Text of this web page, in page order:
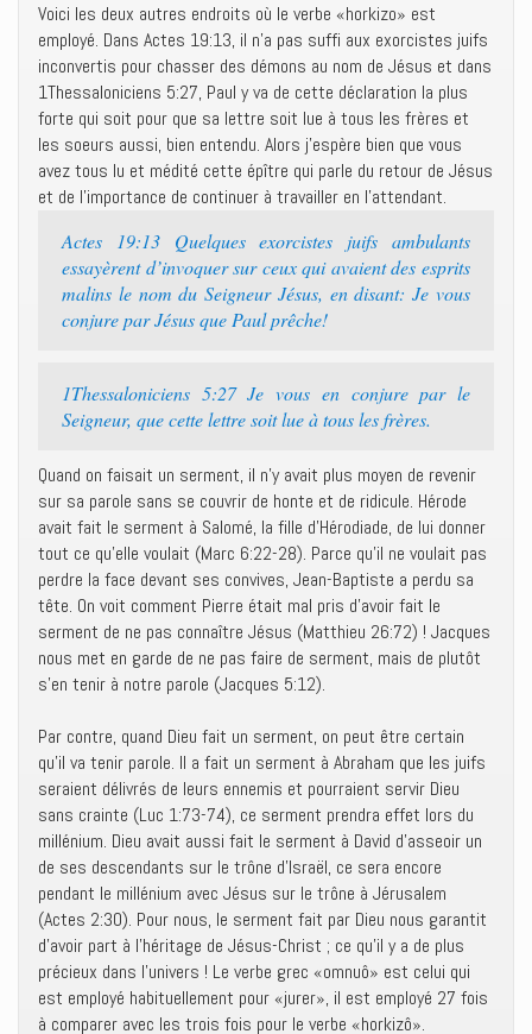
Voici les deux autres endroits où le verbe «horkizo» est
employé. Dans Actes 19:13, il n’a pas suffi aux exorcistes juifs
inconvertis pour chasser des démons au nom de Jésus et dans
1Thessaloniciens 5:27, Paul y va de cette déclaration la plus
forte qui soit pour que sa lettre soit lue à tous les frères et
les soeurs aussi, bien entendu. Alors j’espère bien que vous
avez tous lu et médité cette épître qui parle du retour de Jésus
et de l’importance de continuer à travailler en l’attendant.
Actes 19:13 Quelques exorcistes juifs ambulants
essayèrent d’invoquer sur ceux qui avaient des esprits
malins le nom du Seigneur Jésus, en disant: Je vous
conjure par Jésus que Paul prêche!
1Thessaloniciens 5:27 Je vous en conjure par le
Seigneur, que cette lettre soit lue à tous les frères.
Quand on faisait un serment, il n’y avait plus moyen de revenir
sur sa parole sans se couvrir de honte et de ridicule. Hérode
avait fait le serment à Salomé, la fille d’Hérodiade, de lui donner
tout ce qu’elle voulait (Marc 6:22-28). Parce qu’il ne voulait pas
perdre la face devant ses convives, Jean-Baptiste a perdu sa
tête. On voit comment Pierre était mal pris d’avoir fait le
serment de ne pas connaître Jésus (Matthieu 26:72) ! Jacques
nous met en garde de ne pas faire de serment, mais de plutôt
s’en tenir à notre parole (Jacques 5:12).
Par contre, quand Dieu fait un serment, on peut être certain
qu’il va tenir parole. Il a fait un serment à Abraham que les juifs
seraient délivrés de leurs ennemis et pourraient servir Dieu
sans crainte (Luc 1:73-74), ce serment prendra effet lors du
millénium. Dieu avait aussi fait le serment à David d’asseoir un
de ses descendants sur le trône d’Israël, ce sera encore
pendant le millénium avec Jésus sur le trône à Jérusalem
(Actes 2:30). Pour nous, le serment fait par Dieu nous garantit
d’avoir part à l’héritage de Jésus-Christ ; ce qu’il y a de plus
précieux dans l’univers ! Le verbe grec «omnuô» est celui qui
est employé habituellement pour «jurer», il est employé 27 fois
à comparer avec les trois fois pour le verbe «horkizô».